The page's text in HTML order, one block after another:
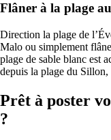
Flâner à la plage
Direction la plage de
Malo ou simplement
plage de sable blanc est
depuis la plage du Sillon,
Prêt à poster
?